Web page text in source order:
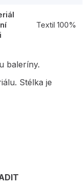
Textil 100%
baleríny.
Stélka je